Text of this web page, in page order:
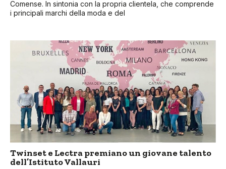
Comense. In sintonia con la propria clientela, che comprende
i principali marchi della moda e del
Twinset e Lectra premiano un giovane talento
dell’Istituto Vallauri